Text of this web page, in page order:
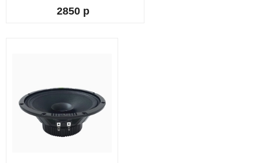
2850 р